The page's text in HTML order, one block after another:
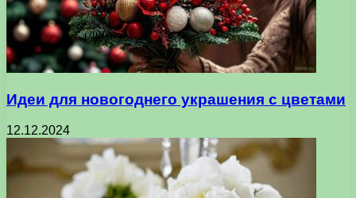
Идеи для новогоднего украшения с цветами
12.12.2024